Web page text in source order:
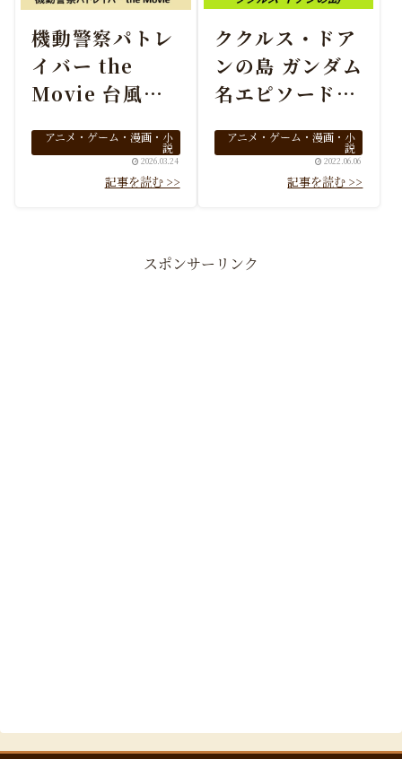
機動警察パトレ
イバー the
Movie 台風の
ロボット映画2026.03.24
アニメ・ゲーム・漫画・小
説
ククルス・ドア
ンの島 ガンダム
名エピソードの
2022.06.06
アニメ・ゲーム・漫画・小
説
スポンサーリンク